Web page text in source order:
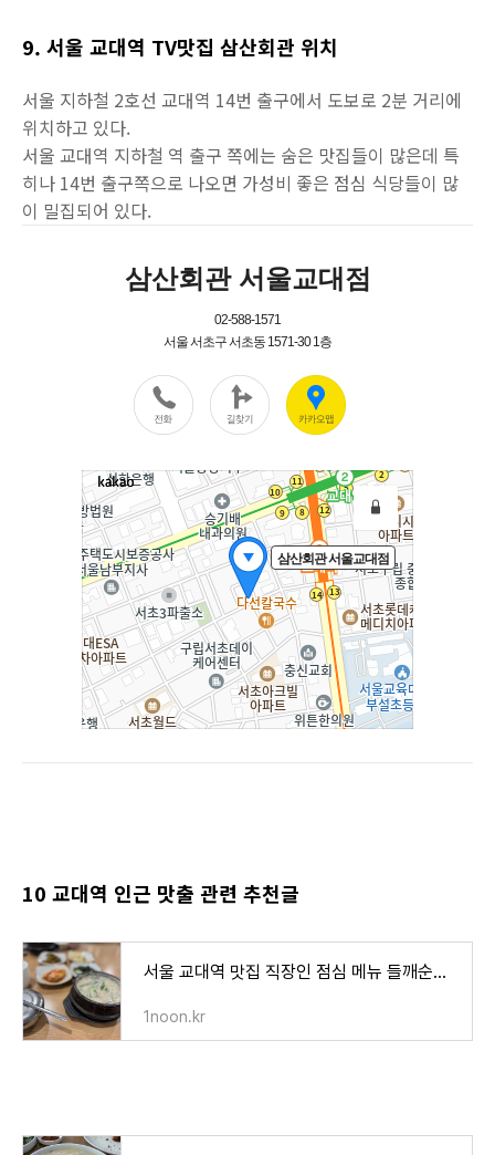
9. 서울 교대역 TV맛집 삼산회관 위치
서울 지하철 2호선 교대역 14번 출구에서 도보로 2분 거리에
위치하고 있다.
서울 교대역 지하철 역 출구 쪽에는 숨은 맛집들이 많은데 특
히나 14번 출구쪽으로 나오면 가성비 좋은 점심 식당들이 많
이 밀집되어 있다.
10 교대역 인근 맛출 관련 추천글
서울 교대역 맛집 직장인 점심 메뉴 들깨순두부
1noon.kr